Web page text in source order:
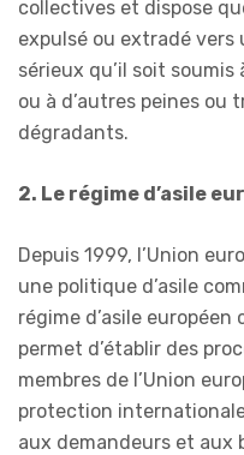
collectives et dispose
expulsé ou extradé
sérieux qu’il soit
ou à d’autres peines
dégradants.
2. Le régime d’asile
Depuis 1999, l’Union
une politique d’asile
régime d’asile européen
permet d’établir des
membres de l’Union
protection
aux demandeurs et aux